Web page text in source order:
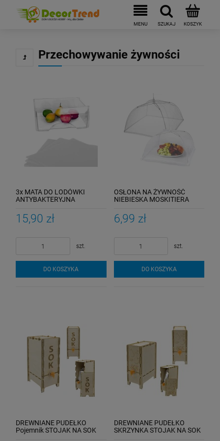
Przechowywanie żywności
3x MATA DO LODÓWKI
ANTYBAKTERYJNA
ANTYPLEŚNIOWA
15,90 zł
szt.
DO KOSZYKA
OSŁONA NA ŻYWNOŚĆ
NIEBIESKA MOSKITIERA
6,99 zł
szt.
DO KOSZYKA
DREWNIANE PUDEŁKO
Pojemnik STOJAK NA SOK
DREWNIANE PUDEŁKO
SKRZYNKA STOJAK NA SOK